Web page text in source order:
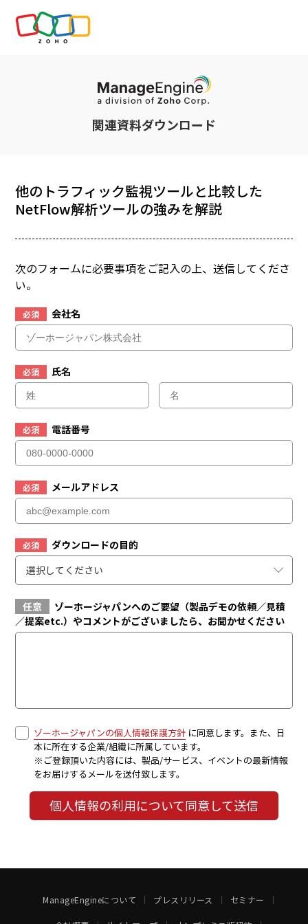
関連資料ダウンロード
他のトラフィック監視ツールと比較した
NetFlow解析ツールの強みを解説
次のフォームに必要事項をご記入の上、送信してくださ
い。
必須 会社名
必須 氏名
必須 電話番号
必須 メールアドレス
必須
ダウンロードの目的
選択してください
任意
ゾーホージャパンへのご要望（製品デモの依頼／見積
／提案etc.）やコメントがございましたら、お聞かせください
ゾーホージャパンの個人情報保護方針 に同意します。また、日
本に所在する企業/組織に所属しています。
※ご登録頂いた内容には、製品/サービス、イベントの最新情報
をお届けするメールを送付致します。
個人情報の利用について同意して送信
ManageEngineについて プレスリリース セミナー